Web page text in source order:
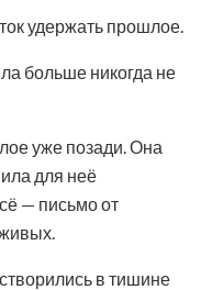
удержать прошлое.
больше никогда не
уже позади. Она
для неё
— письмо от
в тишине